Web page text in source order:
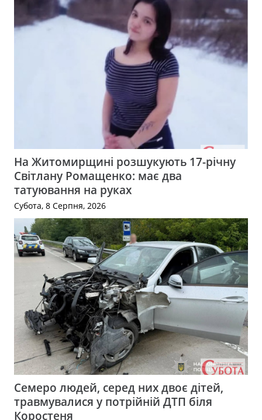
На Житомирщині розшукують 17-річну
Світлану Ромащенко: має два
татуювання на руках
Субота, 8 Серпня, 2026
Семеро людей, серед них двоє дітей,
травмувалися у потрійній ДТП біля
Коростеня